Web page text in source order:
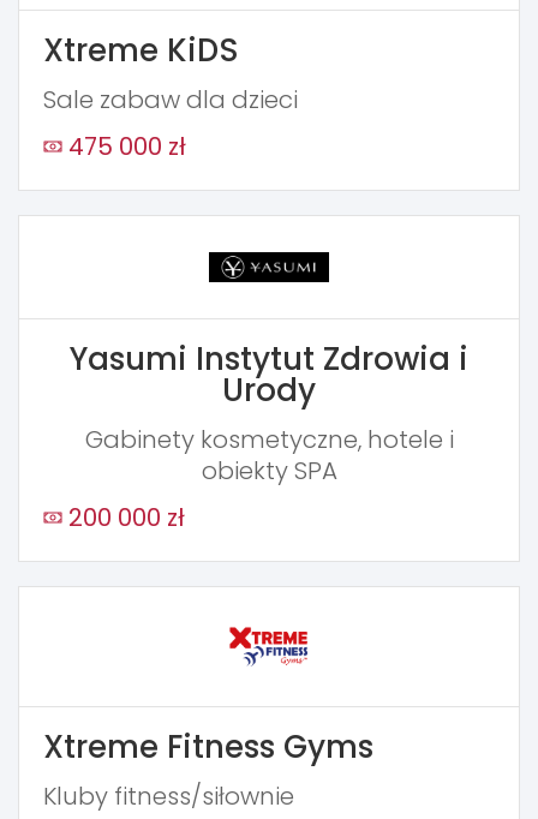
Xtreme KiDS
Sale zabaw dla dzieci
475 000 zł
Yasumi Instytut Zdrowia i
Urody
Gabinety kosmetyczne, hotele i
obiekty SPA
200 000 zł
Xtreme Fitness Gyms
Kluby fitness/siłownie